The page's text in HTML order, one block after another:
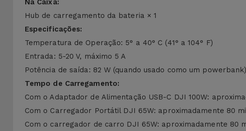
Na Caixa:
Hub de carregamento da bateria × 1
Especificações:
Temperatura de Operação: 5° a 40° C (41° a 104° F)
Entrada: 5-20 V, máximo 5 A
Potência de saída: 82 W (quando usado como um
Tempo de Carregamento:
Com o Adaptador de Alimentação USB-C DJI 100W:
Com o Carregador Portátil DJI 65W: aproximadamente 80
Com o carregador de carro DJI 65W: aproximadamente 80